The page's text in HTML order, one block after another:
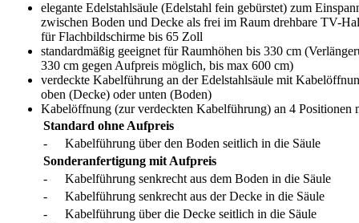
elegante Edelstahlsäule (Edelstahl fein gebürstet) zum
zwischen Boden und Decke als frei im Raum drehbare TV-
für Flachbildschirme bis 65 Zoll
standardmäßig geeignet für Raumhöhen bis 330 cm
330 cm gegen Aufpreis möglich, bis max 600 cm)
verdeckte Kabelführung an der Edelstahlsäule mit
oben (Decke) oder unten (Boden)
Kabelöffnung (zur verdeckten Kabelführung) an 4 Positionen
Standard ohne Aufpreis
-
Kabelführung über den Boden seitlich in die Säule
Sonderanfertigung mit Aufpreis
-
Kabelführung senkrecht aus dem Boden in die Säule
-
Kabelführung senkrecht aus der Decke in die Säule
-
Kabelführung über die Decke seitlich in die Säule